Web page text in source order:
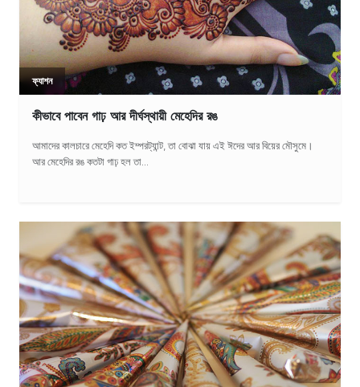
ফ্যাশন
কীভাবে পাবেন গাঢ় আর দীর্ঘস্থায়ী মেহেদির রঙ
আমাদের কালচারে মেহেদি কত ইম্পরট্যান্ট, তা বোঝা যায় এই ঈদের আর বিয়ের মৌসুমে।
আর মেহেদির রঙ কতটা গাঢ় হল তা...